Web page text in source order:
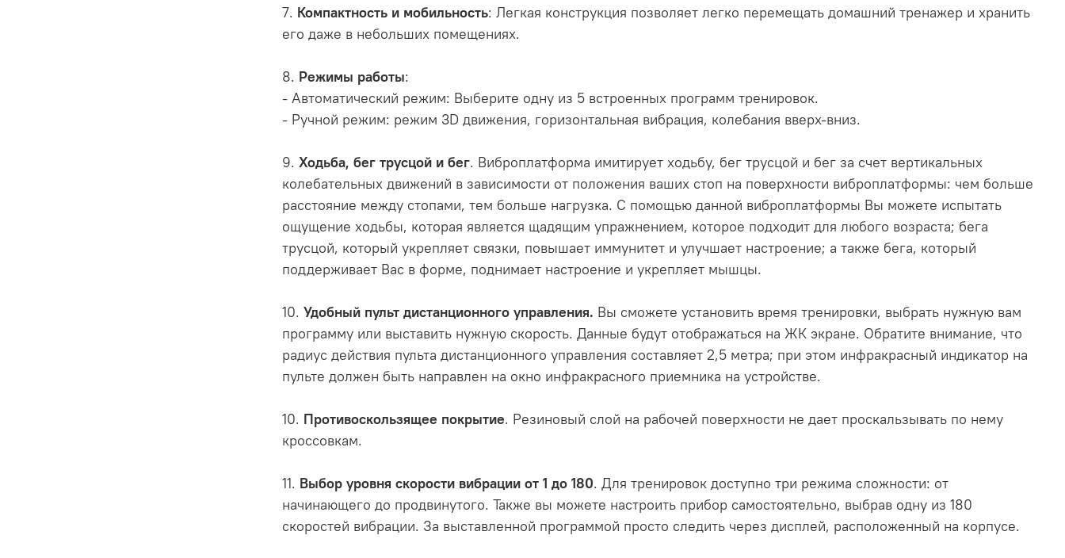
7. Компактность и мобильность: Легкая конструкция позволяет легко перемещать домашний тренажер и хранить
его даже в небольших помещениях.
8. Режимы работы:
- Автоматический режим: Выберите одну из 5 встроенных программ тренировок.
- Ручной режим: режим 3D движения, горизонтальная вибрация, колебания вверх-вниз.
9. Ходьба, бег трусцой и бег. Виброплатформа имитирует ходьбу, бег трусцой и бег за счет вертикальных
колебательных движений в зависимости от положения ваших стоп на поверхности виброплатформы: чем больше
расстояние между стопами, тем больше нагрузка. С помощью данной виброплатформы Вы можете испытать
ощущение ходьбы, которая является щадящим упражнением, которое подходит для любого возраста; бега
трусцой, который укрепляет связки, повышает иммунитет и улучшает настроение; а также бега, который
поддерживает Вас в форме, поднимает настроение и укрепляет мышцы.
10. Удобный пульт дистанционного управления. Вы сможете установить время тренировки, выбрать нужную вам
программу или выставить нужную скорость. Данные будут отображаться на ЖК экране. Обратите внимание, что
радиус действия пульта дистанционного управления составляет 2,5 метра; при этом инфракрасный индикатор на
пульте должен быть направлен на окно инфракрасного приемника на устройстве.
10. Противоскользящее покрытие. Резиновый слой на рабочей поверхности не дает проскальзывать по нему
кроссовкам.
11. Выбор уровня скорости вибрации от 1 до 180. Для тренировок доступно три режима сложности: от
начинающего до продвинутого. Также вы можете настроить прибор самостоятельно, выбрав одну из 180
скоростей вибрации. За выставленной программой просто следить через дисплей, расположенный на корпусе.